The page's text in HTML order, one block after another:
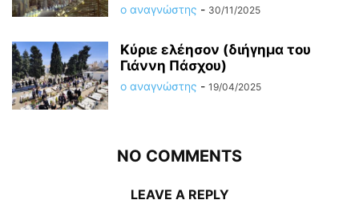
ο αναγνώστης - 30/11/2025
Κύριε ελέησον (διήγημα του
Γιάννη Πάσχου)
ο αναγνώστης - 19/04/2025
NO COMMENTS
LEAVE A REPLY